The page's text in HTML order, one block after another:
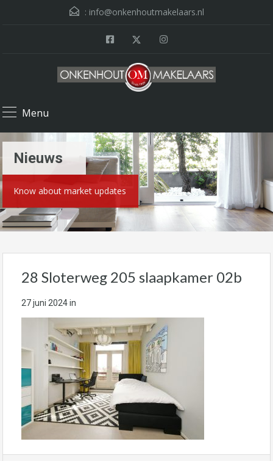
: info@onkenhoutmakelaars.nl
Menu
Nieuws
Know about market updates
28 Sloterweg 205 slaapkamer 02b
27 juni 2024in